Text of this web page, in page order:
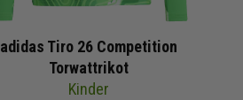
adidas Tiro 26 Competition
Torwattrikot
Kinder